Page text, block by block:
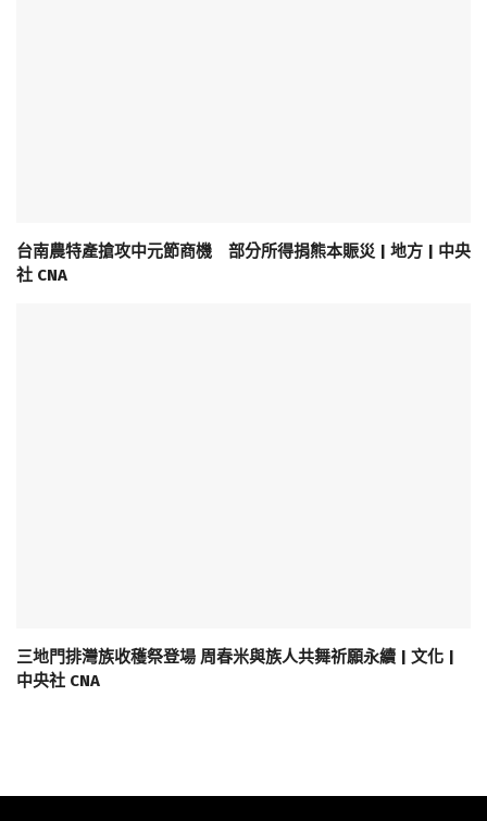
台南農特產搶攻中元節商機 部分所得捐熊本賑災 | 地方 | 中央
社 CNA
三地門排灣族收穫祭登場 周春米與族人共舞祈願永續 | 文化 |
中央社 CNA